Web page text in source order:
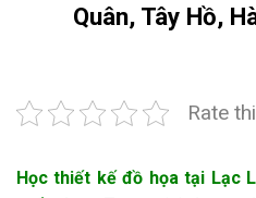
Quân, Tây Hồ,
Rate
Học thiết kế đồ họa tại Lạc